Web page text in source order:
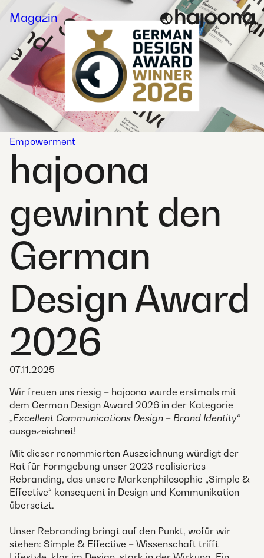
content
Magazin
Empowerment
hajoona
gewinnt den
German
Design Award
2026
07.11.2025
Wir freuen uns riesig – hajoona wurde erstmals mit
dem German Design Award 2026 in der Kategorie
„Excellent Communications Design – Brand Identity“
ausgezeichnet!
Mit dieser renommierten Auszeichnung würdigt der
Rat für Formgebung unser 2023 realisiertes
Rebranding, das unsere Markenphilosophie „Simple &
Effective“ konsequent in Design und Kommunikation
übersetzt.
Unser Rebranding bringt auf den Punkt, wofür wir
stehen: Simple & Effective – Wissenschaft trifft